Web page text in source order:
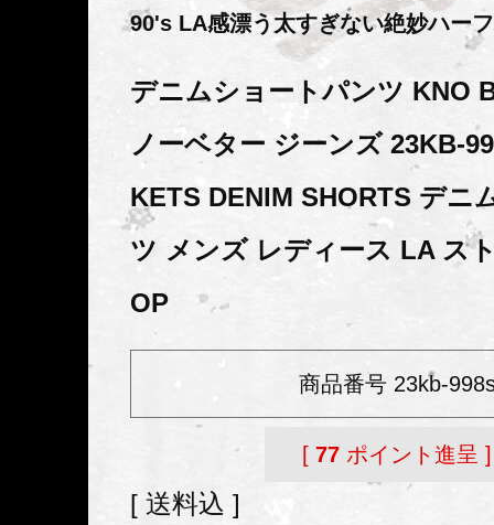
90's LA感漂う太すぎない絶妙ハー
デニムショートパンツ KNO
ノーベター ジーンズ 23KB-
KETS DENIM SHORTS デニ
ツ メンズ レディース LA ス
OP
商品番号 23kb-
[ 77 ポイント進呈 ]
送料込